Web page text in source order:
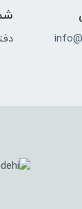
FHD IPS